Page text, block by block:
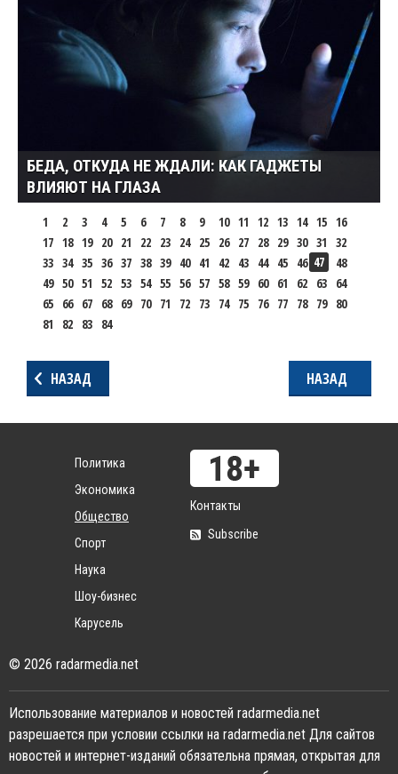
БЕДА, ОТКУДА НЕ ЖДАЛИ: КАК ГАДЖЕТЫ
ВЛИЯЮТ НА ГЛАЗА
1 2 3 4 5 6 7 8 9 10 11 12 13 14 15 16
17 18 19 20 21 22 23 24 25 26 27 28 29 30 31 32
33 34 35 36 37 38 39 40 41 42 43 44 45 46 47
48
49 50 51 52 53 54 55 56 57 58 59 60 61 62 63 64
65 66 67 68 69 70 71 72 73 74 75 76 77 78 79 80
81
82 83 84
НАЗАД НАЗАД
Политика
Экономика
Общество
Спорт
Наука
Шоу-бизнес
Карусель
© 2026 radarmedia.net
Использование материалов и новостей radarmedia.net
разрешается при условии ссылки на radarmedia.net Для сайтов
новостей и интернет-изданий обязательна прямая, открытая для
Контакты
Subscribe